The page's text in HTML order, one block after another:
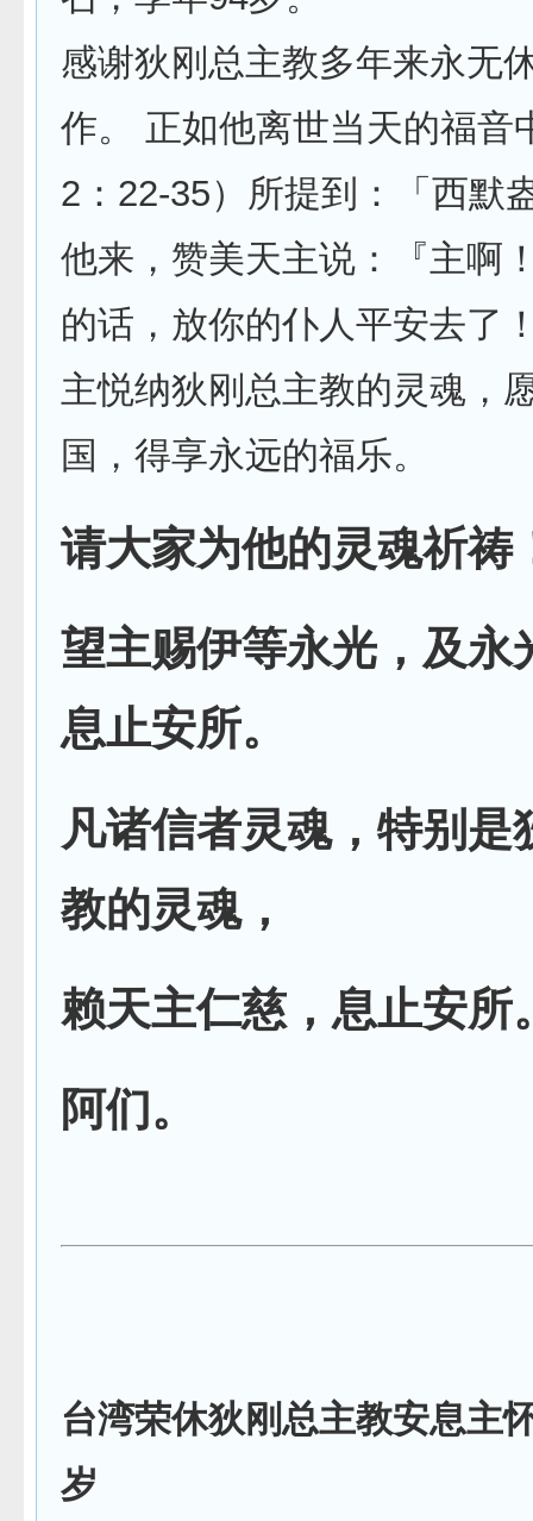
感谢狄刚总主教多年来永无
作。 正如他离世当天的福音
2：22-35）所提到：「西默
他来，赞美天主说：『主啊
的话，放你的仆人平安去了
主悦纳狄刚总主教的灵魂，
国，得享永远的福乐。
请大家为他的灵魂祈祷
望主赐伊等永光，及永
息止安所。
凡诸信者灵魂，特别是
教的灵魂，
赖天主仁慈，息止安所
阿们。
台湾荣休狄刚总主教安息主
岁